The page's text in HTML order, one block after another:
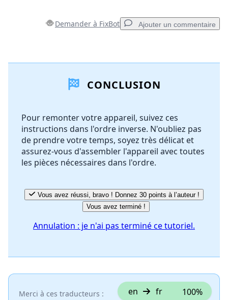
Demander à FixBot Ajouter un commentaire
Ajouter un commentaire
Annuler Publier un commentaire
CONCLUSION
Pour remonter votre appareil, suivez ces
instructions dans l'ordre inverse. N'oubliez pas
de prendre votre temps, soyez très délicat et
assurez-vous d'assembler l'appareil avec toutes
les pièces nécessaires dans l'ordre.
Vous avez réussi, bravo ! Donnez 30 points à l’auteur !
Vous avez terminé !
Annulation : je n'ai pas terminé ce tutoriel.
Merci à ces traducteurs : en fr 100%